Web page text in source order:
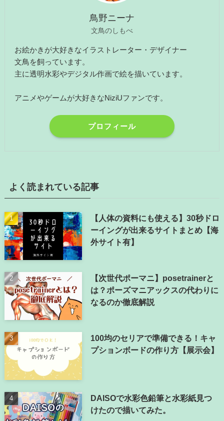
鳥野ニーナ
文鳥のしもべ
お絵かきが大好きなイラストレーター・デザイナー
文鳥を飼っています。
主に透明水彩やデジタル作画で絵を描いています。
アニメやゲームが大好きなNiziUファンです。
プロフィール
よく読まれている記事
【人体の資料にも使える】30秒ドロ
ーイングが出来るサイトまとめ【海
外サイト有】
【次世代ポーマニ】posetrainerと
は？ポーズマニアックスの代わりに
なるのか徹底解説
100均のセリアで準備できる！キャ
プションボードの作り方【展示会】
DAISOで水彩色鉛筆と水彩紙見つ
けたので描いてみた。